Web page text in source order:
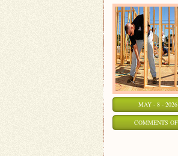
MAY - 8 - 2026
COMMENTS